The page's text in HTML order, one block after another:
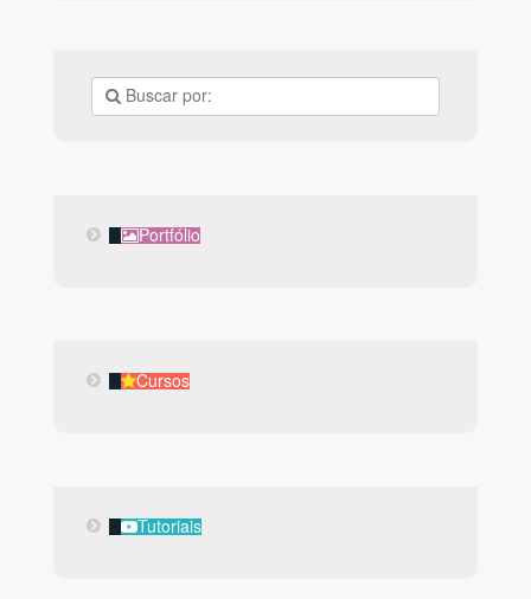
PortfólioPortfólio
CursosCursos
TutoriaisTutoriais